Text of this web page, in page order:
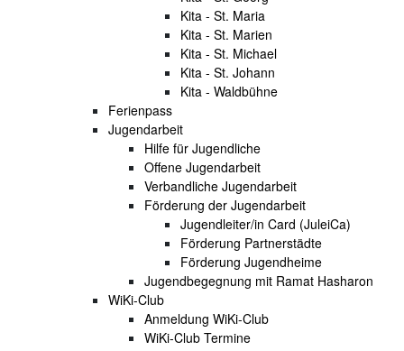
Kita - St. Maria
Kita - St. Marien
Kita - St. Michael
Kita - St. Johann
Kita - Waldbühne
Ferienpass
Jugendarbeit
Hilfe für Jugendliche
Offene Jugendarbeit
Verbandliche Jugendarbeit
Förderung der Jugendarbeit
Jugendleiter/in Card (JuleiCa)
Förderung Partnerstädte
Förderung Jugendheime
Jugendbegegnung mit Ramat Hasharon
WiKi-Club
Anmeldung WiKi-Club
WiKi-Club Termine